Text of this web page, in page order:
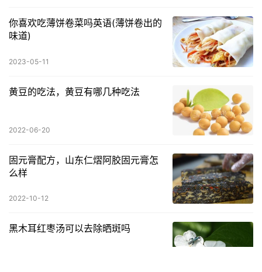
你喜欢吃薄饼卷菜吗英语(薄饼卷出的
味道)
2023-05-11
黄豆的吃法，黄豆有哪几种吃法
2022-06-20
固元膏配方，山东仁熠阿胶固元膏怎
么样
2022-10-12
黑木耳红枣汤可以去除晒斑吗